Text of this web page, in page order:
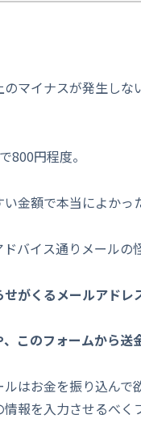
のマイナスが発生し
800円程度。
金額で本当によかっ
バイス通りメールの
せがくるメールアドレ
このフォームから
はお金を振り込ん
報を入力させるべく